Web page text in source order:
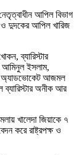
আপিল বিভাগ
ও দুদকের আপিল খারিজ
ব্যারিস্টার
আমিনুল ইসলাম,
অ্যাডভোকেট আজমল
ব্যারিস্টার অনীক আর
খালেদা জিয়াকে ৭
করে রাষ্ট্রপক্ষ ও